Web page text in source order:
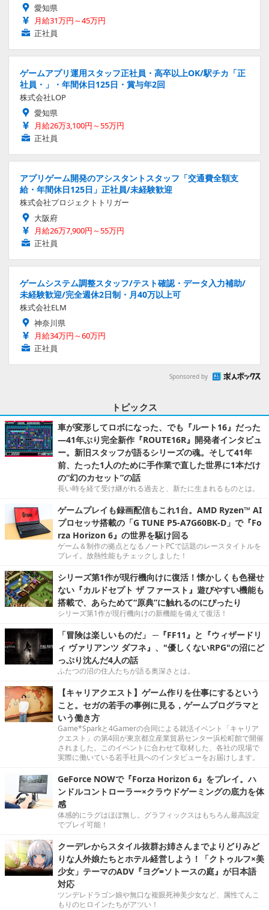
愛知県
月給31万円～45万円
正社員
ゲームアプリ運用スタッフ正社員・高卒以上OK/駅チカ「正
社員・」・年間休日125日・賞与年2回
株式会社LOP
愛知県
月給26万3,100円～55万円
正社員
アプリゲーム開発のアシスタントスタッフ「交通費全額支
給・年間休日125日」正社員/未経験歓迎
株式会社プロジェクトトリガー
大阪府
月給26万7,900円～55万円
正社員
ゲームシステム調整スタッフ/テスト確認・データ入力補助/
未経験歓迎/完全週休2日制・月40万以上可
株式会社ELM
神奈川県
月給34万円～60万円
正社員
Sponsored by
トピックス
車が変形してロボになった、でも『ルート16』だった
―41年ぶり完全新作『ROUTE16R』開発者インタビュ
ー。新旧スタッフが語るシリーズの魂。そして41年
前、たった1人のために手作業で直した世界に1本だけ
の“幻のカセット”の話
長い時を経て受け継がれる過去と、新たに生まれるものとは。
ゲームプレイも録画配信もこれ1台。AMD Ryzen™ AI
プロセッサ搭載の「G TUNE P5-A7G60BK-D」で『Fo
rza Horizon 6』の世界を駆け回る
ゲーム＆制作の拠点となるノートPCで話題のレースタイトルを
プレイ。放熱性能もチェックしました！
シリーズ第1作が現行機向けに復活！懐かしくも色褪せ
ない『カルドセプト ザ ファースト』遊びやすい機能も
搭載で、あらためて“原典”に触れるのにぴったり
シリーズ第1作が現行機向けの新機能を備えて復活！
「冒険は楽しいものだ」 ─『FF11』と『ウィザードリ
ィ ヴァリアンツ ダフネ』、"優しくないRPG"の沼にど
っぷり沈んだ4人の話
ふたつの沼の住人たちが語る奥深さとは。
【キャリアクエスト】ゲーム作りを仕事にするという
こと。セガの若手の事例に見る，ゲームプログラマと
いう働き方
Game*Sparkと4Gamerの合同による就活イベント「キャリア
クエスト」の第4回が東京都立産業貿易センター浜松町館で開催
されました。このイベントに合わせて取材した、各社の現場で
実際に働いている若手社員へのインタビューをお届けします。
GeForce NOWで『Forza Horizon 6』をプレイ。ハ
ンドルコントローラー×クラウドゲーミングの底力を体
感
体感的にラグはほぼ無し。グラフィックスはもちろん最高設定
でプレイ可能！
クーデレからスタイル抜群お姉さんまでよりどりみど
りな人外娘たちとホテル経営しよう！「クトゥルフ×美
少女」テーマのADV『ヨグ=ソトースの庭』が日本語
対応
ツンデレドラゴン娘や無口な複眼死神美少女など、属性てんこ
もりのヒロインたちがアツい！